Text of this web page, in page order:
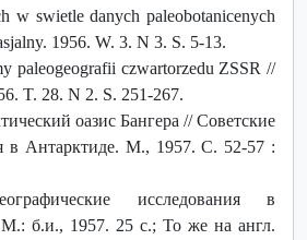
w swietle danych paleobotanicenych
1956. W. 3. N 3. S. 5-13.
paleogeografii czwartorzedu ZSSR //
T. 28. N 2. S. 251-267.
оазис Бангера // Советские
в Антарктиде. М., 1957. С. 52-57 :
исследования в
М.: б.и., 1957. 25 с.; То же на англ.